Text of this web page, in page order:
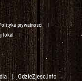
prywatnosci
|
lokal
|
| GdzieZjesc.info